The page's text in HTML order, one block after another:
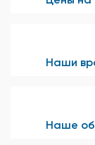
Наши
Наше